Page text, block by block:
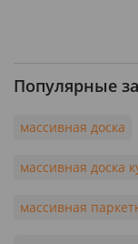
Популярные
массивная доска
массивная доска
массивная